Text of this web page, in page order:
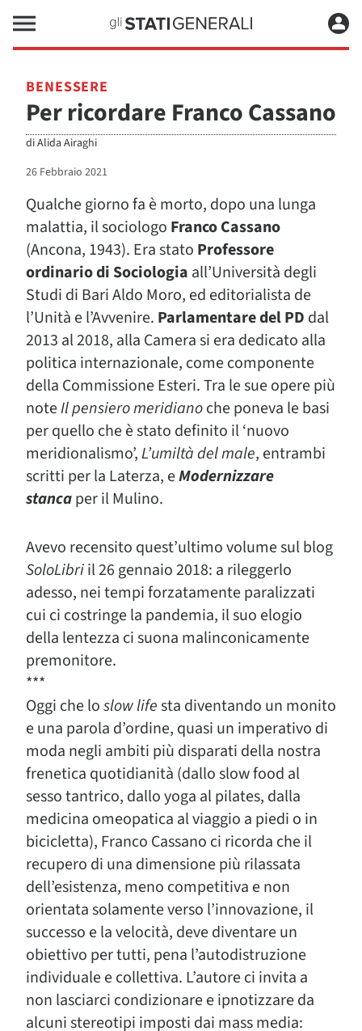
BENESSERE
Per ricordare Franco Cassano
diAlida Airaghi
26 Febbraio 2021
Qualche giorno fa è morto, dopo una lunga
malattia, il sociologo Franco Cassano
(Ancona, 1943). Era stato Professore
ordinario di Sociologia all’Università degli
Studi di Bari Aldo Moro, ed editorialista de
l’Unità e l’Avvenire. Parlamentare del PD dal
2013 al 2018, alla Camera si era dedicato alla
politica internazionale, come componente
della Commissione Esteri. Tra le sue opere più
noteIl pensiero meridianoche poneva le basi
per quello che è stato definito il ‘nuovo
meridionalismo’,L’umiltà del male, entrambi
scritti per la Laterza, eModernizzare
stancaper il Mulino.
Avevo recensito quest’ultimo volume sul blog
SoloLibriil 26 gennaio 2018: a rileggerlo
adesso, nei tempi forzatamente paralizzati
cui ci costringe la pandemia, il suo elogio
della lentezza ci suona malinconicamente
premonitore.
***
Oggi che loslow lifesta diventando un monito
e una parola d’ordine, quasi un imperativo di
moda negli ambiti più disparati della nostra
frenetica quotidianità (dallo slow food al
sesso tantrico, dallo yoga al pilates, dalla
medicina omeopatica al viaggio a piedi o in
bicicletta), Franco Cassano ci ricorda che il
recupero di una dimensione più rilassata
dell’esistenza, meno competitiva e non
orientata solamente verso l’innovazione, il
successo e la velocità, deve diventare un
obiettivo per tutti, pena l’autodistruzione
individuale e collettiva. L’autore ci invita a
non lasciarci condizionare e ipnotizzare da
alcuni stereotipi imposti dai mass media: